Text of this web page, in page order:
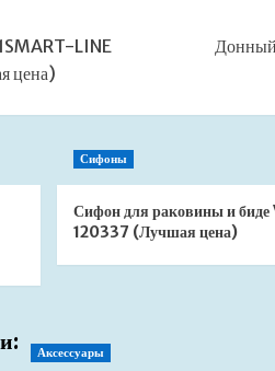
LINE
цена)
Сифоны
Сифон для раковины и
120337 (Лучшая цена)
Аксессуары